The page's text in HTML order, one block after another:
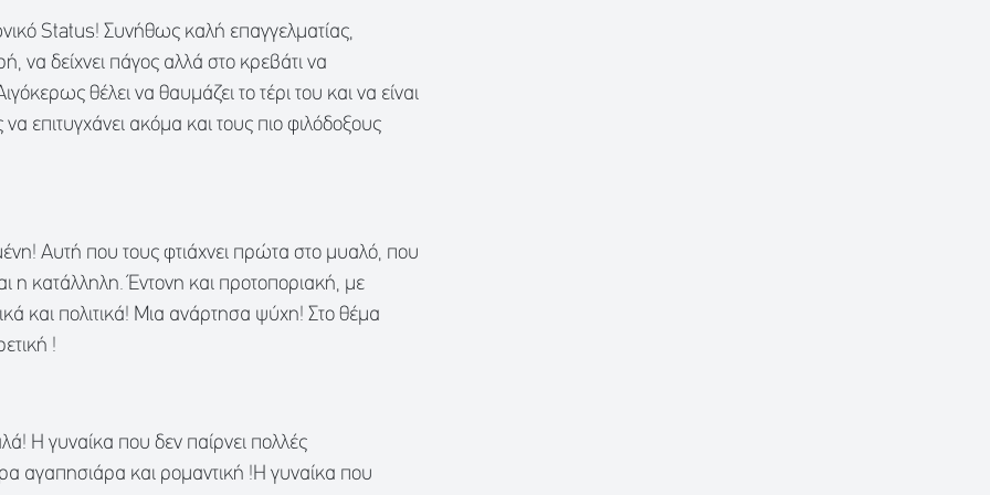
Status! Συνήθως καλή επαγγελματίας,
να δείχνει πάγος αλλά στο κρεβάτι να
θέλει να θαυμάζει το τέρι του και να είναι
επιτυγχάνει ακόμα και τους πιο φιλόδοξους
Αυτή που τους φτιάχνει πρώτα στο μυαλό, που
η κατάλληλη. Έντονη και προτοποριακή, με
και πολιτικά! Μια ανάρτησα ψύχη! Στο θέμα
!
Η γυναίκα που δεν παίρνει πολλές
αγαπησιάρα και ρομαντική !Η γυναίκα που